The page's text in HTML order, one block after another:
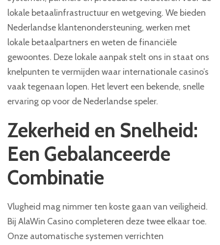
lokale betaalinfrastructuur en wetgeving. We bieden
Nederlandse klantenondersteuning, werken met
lokale betaalpartners en weten de financiële
gewoontes. Deze lokale aanpak stelt ons in staat ons
knelpunten te vermijden waar internationale casino’s
vaak tegenaan lopen. Het levert een bekende, snelle
ervaring op voor de Nederlandse speler.
Zekerheid en Snelheid:
Een Gebalanceerde
Combinatie
Vlugheid mag nimmer ten koste gaan van veiligheid.
Bij AlaWin Casino completeren deze twee elkaar toe.
Onze automatische systemen verrichten